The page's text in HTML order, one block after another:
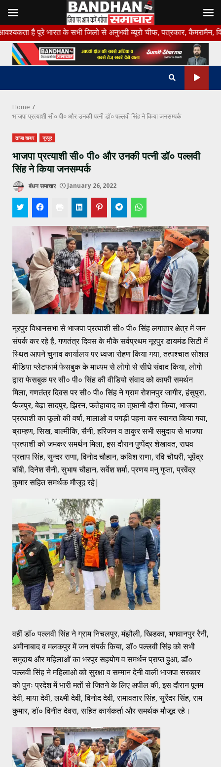
Skip
to
content
जिलो से अनुभवी ब्यूरो चीफ, पत्रकार, कैमरामैन, विज्ञापन प्रतिनिधि
Home
भाजपा प्रत्याशी सी० पी० और उनकी पत्नी डॉ० पल्लवी सिंह ने किया जनसम्पर्क
ताजा खबर नूरपुर
भाजपा प्रत्याशी सी० पी० और उनकी पत्नी डॉ० पल्लवी
सिंह ने किया जनसम्पर्क
बंधन समाचार January 26, 2022
नूरपुर विधानसभा से भाजपा प्रत्याशी सी० पी० सिंह लगातार क्षेत्र में जन
संपर्क कर रहे है, गणतंत्र दिवस के मौके सर्वप्रथम नूरपुर डायमंड सिटी में
स्थित आपने चुनाव कार्यालय पर ध्वजा रोहण किया गया, तत्पश्चात सोशल
मीडिया प्लेटफार्म फेसबुक के माध्यम से लोगो से सीधे संवाद किया, लोगो
द्वारा फेसबुक पर सी० पी० सिंह की वीडियो संवाद को काफी समर्थन
मिला, गणतंत्र दिवस पर सी० पी० सिंह ने ग्राम रोशनपुर जागीर, हंसुपुरा,
फैजपुर, बेढ़ा सादपुर, झिरन, फतेहाबाद का तूफानी दौरा किया, भाजपा
प्रत्याशी का फूलो की वर्षा, मालाओ व पगड़ी पहना कर स्वागत किया गया,
ब्राम्हण, सिख, बाल्मीकि, सैनी, हरिजन व ठाकुर सभी समुदाय से भाजपा
प्रत्याशी को जमकर समर्थन मिला, इस दौरान पुष्पेंद्र शेखावत, राघव
प्रताप सिंह, सुन्दर राणा, विनोद चौहान, कविश राणा, रवि चौधरी, भूपेंद्र
बॉबी, दिनेश सैनी, सुभाष चौहान, सर्वेश शर्मा, प्रणय मनु गुप्ता, प्रवेंद्र
कुमार सहित समर्थक मौजूद रहे|
वहीं डॉ० पल्लवी सिंह ने ग्राम निचलपुर, मंझौली, खिडका, भगवानपुर रैनी,
अमीनाबाद व मलकपुर में जन संपर्क किया, डॉ० पल्लवी सिंह को सभी
समुदाय और महिलाओं का भरपूर सहयोग व समर्थन प्राप्त हुआ, डॉ०
पल्लवी सिंह ने महिलाओ को सुरक्षा व सम्मान देनी वाली भाजपा सरकार
को पुनः प्रदेश में भारी मतों से जितने के लिए अपील की, इस दौरान पूनम
देवी, माया देवी, लक्ष्मी देवी, विनोद देवी, रामावतार सिंह, सुरेंदर सिंह, राम
कुमार, डॉ० विनीत देवरा, सहित कार्यकर्ता और समर्थक मौजूद रहे।